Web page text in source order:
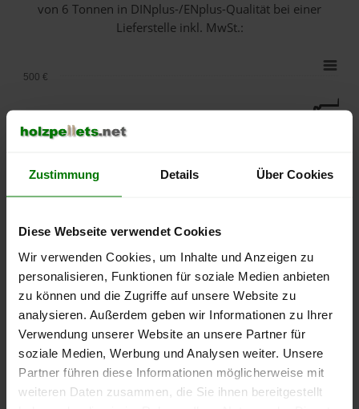
Zustimmung Details Über Cookies
Diese Webseite verwendet Cookies
Wir verwenden Cookies, um Inhalte und Anzeigen zu
personalisieren, Funktionen für soziale Medien anbieten
zu können und die Zugriffe auf unsere Website zu
analysieren. Außerdem geben wir Informationen zu Ihrer
Verwendung unserer Website an unsere Partner für
soziale Medien, Werbung und Analysen weiter. Unsere
Partner führen diese Informationen möglicherweise mit
weiteren Daten zusammen, die Sie ihnen bereitgestellt
von 6 Tonnen in DINplus-/ENplus-Qualität bei einer
Lieferstelle inkl. MwSt.:
lose Ware Sackware
September
2025
Januar
2026
Mai
2026
250 €
300 €
500 €
Die aktuelle Preisentwicklung für Holzpellets in Deutschland
können Sie jederzeit auf unsererPelletspreise-Seite